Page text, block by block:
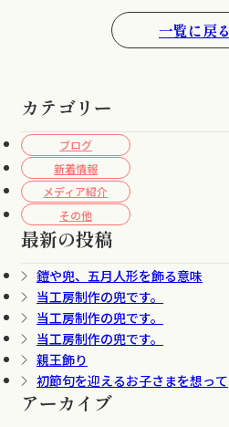
カテゴリー
ブログ
新着情報
メディア紹介
その他
最新の投稿
鎧や兜、五月人形を飾る意味
当工房制作の兜です。
当工房制作の兜です。
当工房制作の兜です。
親王飾り
初節句を迎えるお子さまを想って
アーカイブ
一覧に戻る